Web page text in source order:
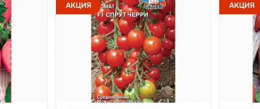
АКЦИЯ АКЦИЯ